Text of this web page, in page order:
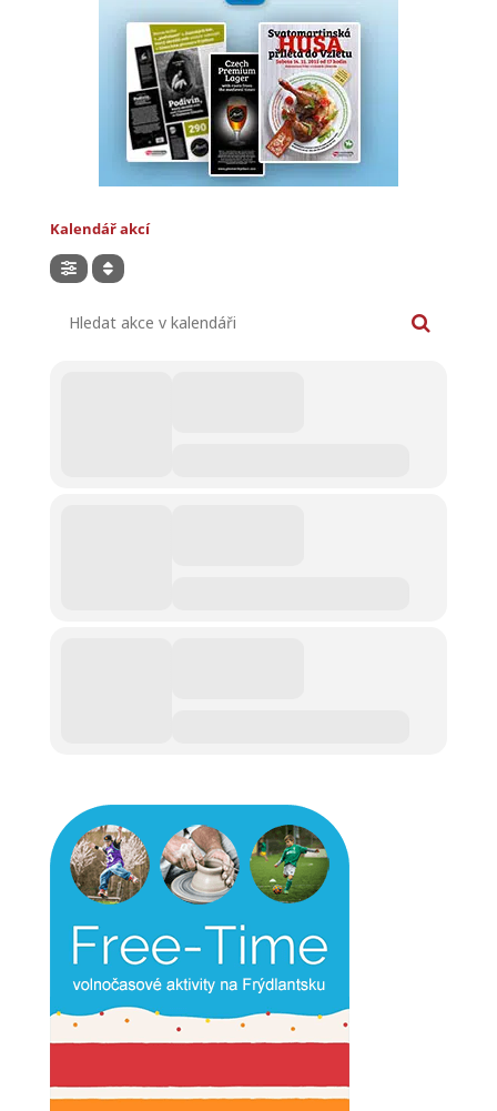
Kalendář akcí